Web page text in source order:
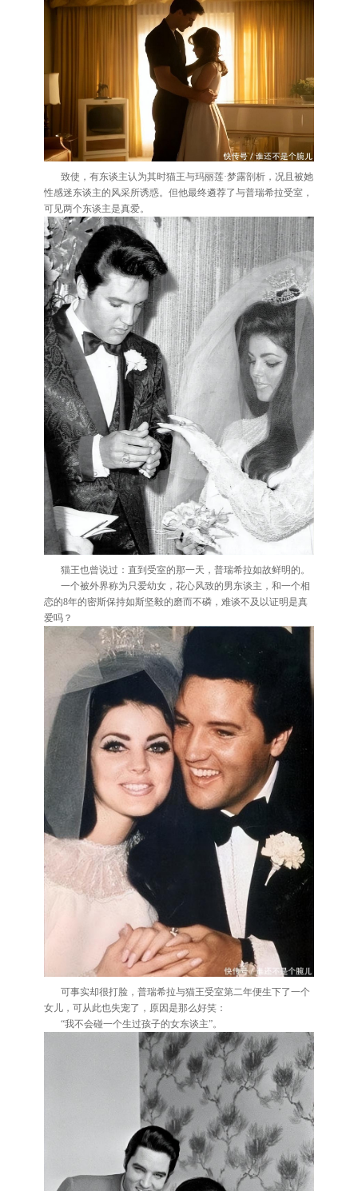
致使，有东谈主认为其时猫王与玛丽莲·梦露剖析，况且被她
性感迷东谈主的风采所诱惑。但他最终遴荐了与普瑞希拉受室，
可见两个东谈主是真爱。
猫王也曾说过：直到受室的那一天，普瑞希拉如故鲜明的。
一个被外界称为只爱幼女，花心风致的男东谈主，和一个相
恋的8年的密斯保持如斯坚毅的磨而不磷，难谈不及以证明是真
爱吗？
可事实却很打脸，普瑞希拉与猫王受室第二年便生下了一个
女儿，可从此也失宠了，原因是那么好笑：
“我不会碰一个生过孩子的女东谈主”。